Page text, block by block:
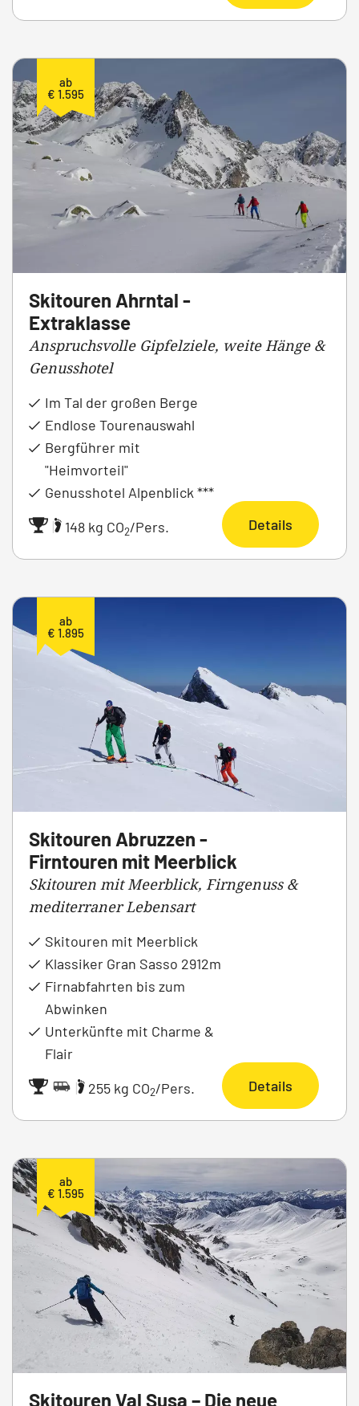
ab
€ 1.595
Skitouren Ahrntal -
Extraklasse
Anspruchsvolle Gipfelziele, weite Hänge &
Genusshotel
Im Tal der großen Berge
Endlose Tourenauswahl
Bergführer mit
"Heimvorteil"
Genusshotel Alpenblick ***
|
148 kg CO2/Pers. Details
ab
€ 1.895
Skitouren Abruzzen -
Firntouren mit Meerblick
Skitouren mit Meerblick, Firngenuss &
mediterraner Lebensart
Skitouren mit Meerblick
Klassiker Gran Sasso 2912m
Firnabfahrten bis zum
Abwinken
Unterkünfte mit Charme &
Flair
|
255 kg CO2/Pers. Details
ab
€ 1.595
Skitouren Val Susa – Die neue